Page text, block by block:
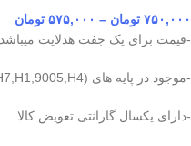
۷۵۰,۰۰۰ تومان – ۵۷۵,۰۰۰ تومان
-قیمت برای یک جفت هدلایت میباشد.
-موجود در پایه های (H7,H1,9005,H4)
-دارای یکسال گارانتی تعویض کالا